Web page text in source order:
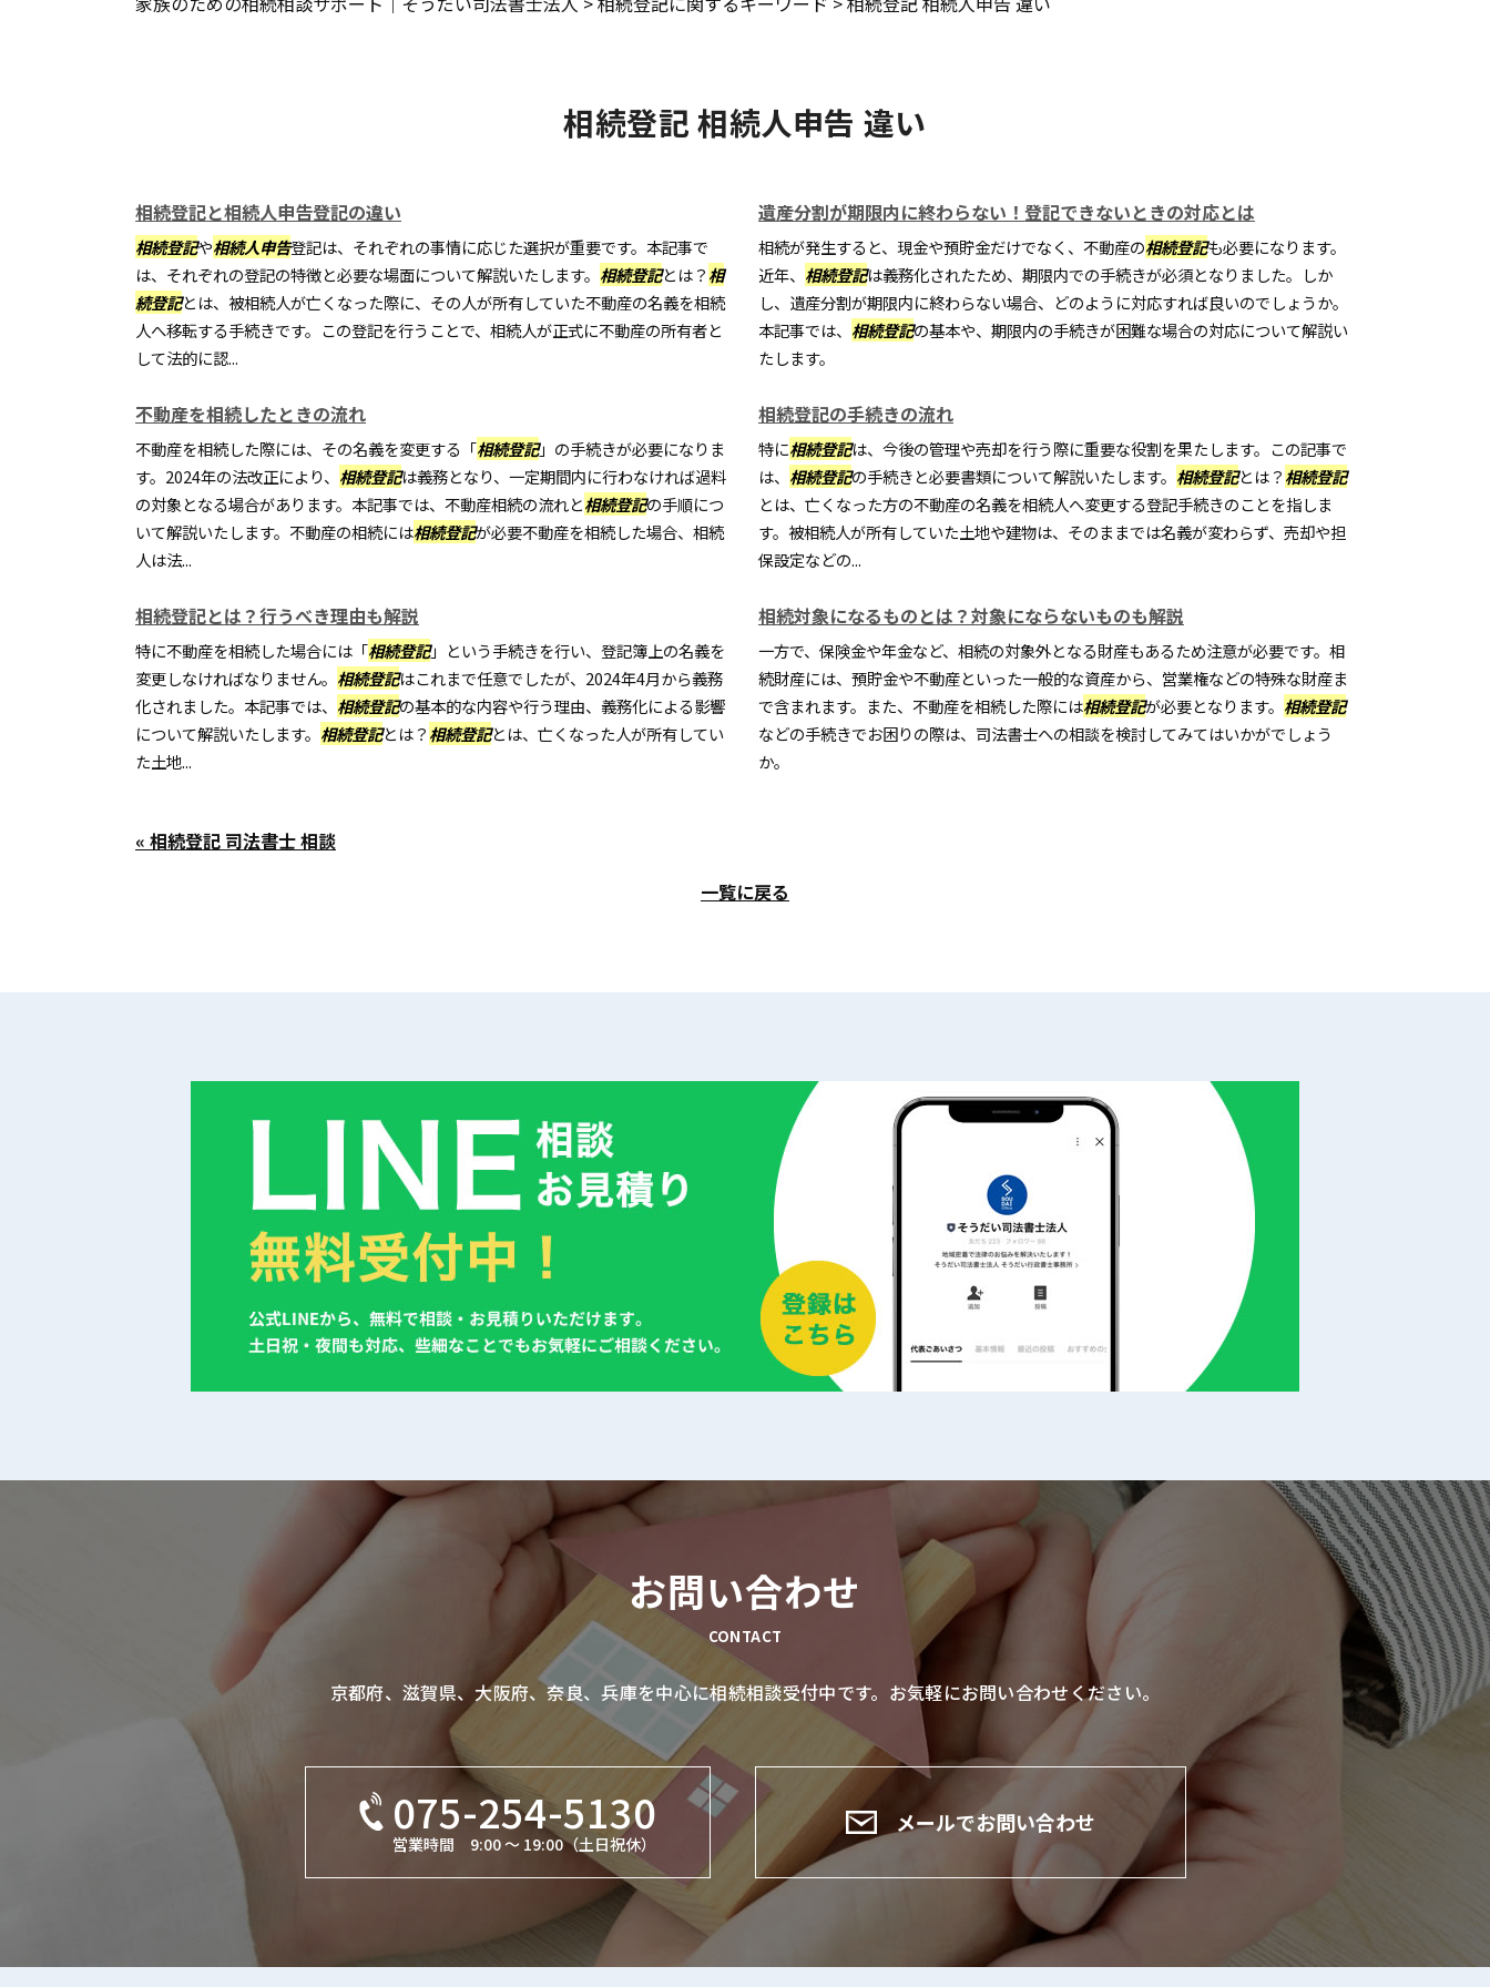
相続登記 相続人申告 違い
相続登記と相続人申告登記の違い
相続登記や相続人申告登記は、それぞれの事情に応じた選択が重要です。本記事で
は、それぞれの登記の特徴と必要な場面について解説いたします。 相続登記とは？相
続登記とは、被相続人が亡くなった際に、その人が所有していた不動産の名義を相続
人へ移転する手続きです。この登記を行うことで、相続人が正式に不動産の所有者と
して法的に認...
遺産分割が期限内に終わらない！登記できないときの対応とは
相続が発生すると、現金や預貯金だけでなく、不動産の相続登記も必要になります。
近年、 相続登記は義務化されたため、期限内での手続きが必須となりました。しか
し、遺産分割が期限内に終わらない場合、どのように対応すれば良いのでしょうか。
本記事では、 相続登記の基本や、期限内の手続きが困難な場合の対応について解説い
たします。
不動産を相続したときの流れ
不動産を相続した際には、その名義を変更する「相続登記」の手続きが必要になりま
す。2024年の法改正により、 相続登記は義務となり、一定期間内に行わなければ過料
の対象となる場合があります。本記事では、不動産相続の流れと相続登記の手順につ
いて解説いたします。不動産の相続には相続登記が必要不動産を相続した場合、相続
人は法...
相続登記の手続きの流れ
特に相続登記は、今後の管理や売却を行う際に重要な役割を果たします。この記事で
は、 相続登記の手続きと必要書類について解説いたします。 相続登記とは？相続登記
とは、亡くなった方の不動産の名義を相続人へ変更する登記手続きのことを指しま
す。被相続人が所有していた土地や建物は、そのままでは名義が変わらず、売却や担
保設定などの...
相続登記とは？行うべき理由も解説
特に不動産を相続した場合には「相続登記」という手続きを行い、登記簿上の名義を
変更しなければなりません。 相続登記はこれまで任意でしたが、2024年4月から義務
化されました。本記事では、 相続登記の基本的な内容や行う理由、義務化による影響
について解説いたします。 相続登記とは？相続登記とは、亡くなった人が所有してい
た土地...
相続対象になるものとは？対象にならないものも解説
一方で、保険金や年金など、相続の対象外となる財産もあるため注意が必要です。相
続財産には、預貯金や不動産といった一般的な資産から、営業権などの特殊な財産ま
で含まれます。また、不動産を相続した際には相続登記が必要となります。 相続登記
などの手続きでお困りの際は、司法書士への相談を検討してみてはいかがでしょう
か。
« 相続登記 司法書士 相談
一覧に戻る
お問い合わせ
CONTACT
京都府、滋賀県、大阪府、奈良、兵庫を中心に相続相談受付中です。お気軽にお問い合わせください。
075-254-5130
営業時間 9:00 ～ 19:00（土日祝休）
メールでお問い合わせ